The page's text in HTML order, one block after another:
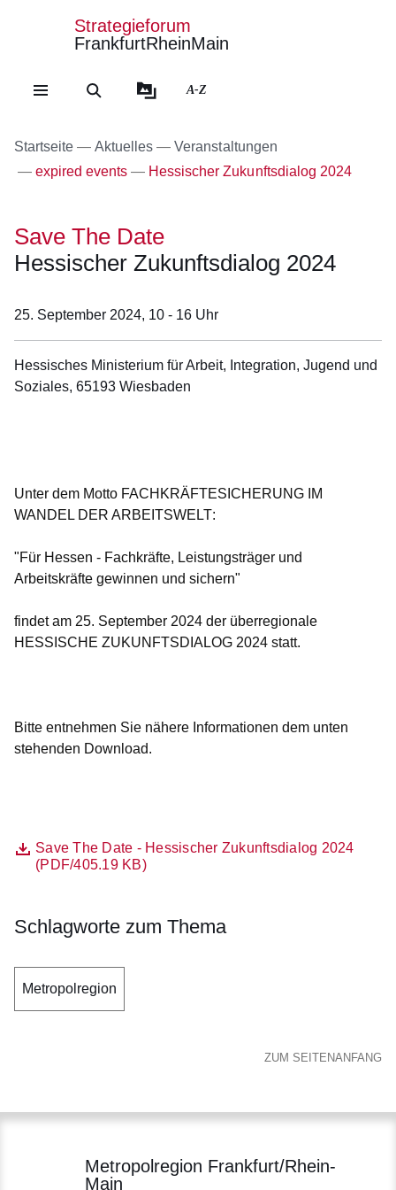
Direkt zum Kopf der
Direkt zum Inhalt
Direkt zum Fuß der
Strategieforum
FrankfurtRheinMain
A-Z
Startseite Aktuelles
Veranstaltungen
expired events
Hessischer Zukunftsdialog 2024
Save The Date
Hessischer Zukunftsdialog 2024
25. September 2024, 10 - 16 Uhr
Hessisches Ministerium für Arbeit, Integration, Jugend und
Soziales, 65193 Wiesbaden
Unter dem Motto FACHKRÄFTESICHERUNG IM
WANDEL DER ARBEITSWELT:
"Für Hessen - Fachkräfte, Leistungsträger und
Arbeitskräfte gewinnen und sichern"
findet am 25. September 2024 der überregionale
HESSISCHE ZUKUNFTSDIALOG 2024 statt.
Bitte entnehmen Sie nähere Informationen dem unten
stehenden Download.
DateiSave The Date - Hessischer Zukunftsdialog 2024
(PDF/405.19 KB)
Öffnet sich in einem neuen Fenster
Schlagworte zum Thema
Metropolregion
ZUM SEITENANFANG
Metropolregion Frankfurt/Rhein-
Main